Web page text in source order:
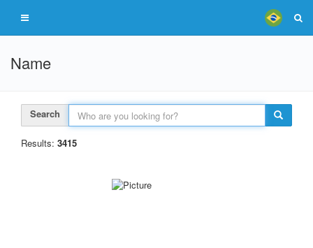
Name
Search
Results: 3415